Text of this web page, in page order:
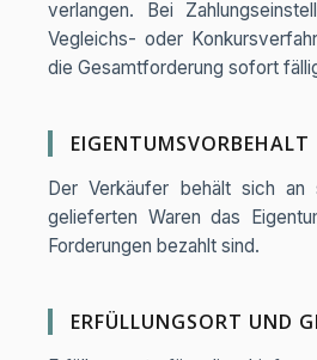
verlangen. Bei
Vegleichs- oder
die Gesamtforderung sofort
EIGENTUMSVORBEHALT
Der Verkäufer behält sich an
gelieferten Waren das
Forderungen bezahlt sind.
ERFÜLLUNGSORT UND